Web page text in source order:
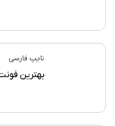
تایپ فارسی
بهترین